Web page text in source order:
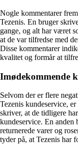
Nogle kommentarer
Tezenis. En bruger
gange, og alt har været
at de var tilfredse med
Disse kommentarer
kvalitet og formår at
Imødekommende
Selvom der er flere
Tezenis kundeservice,
skriver, at de tidligere
kundeservice. En
returnerede varer og
tyder på, at Tezenis har